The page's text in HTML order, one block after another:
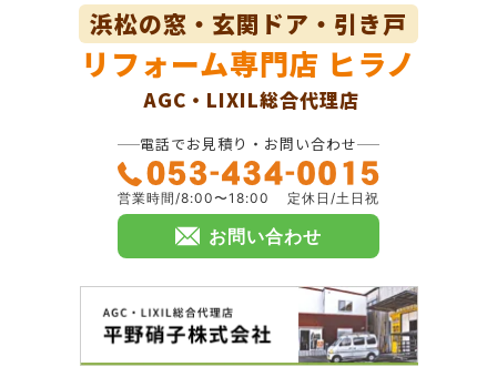
浜松の窓・玄関ドア・引き戸
リフォーム専門店 ヒラノ
AGC・LIXIL総合代理店
電話でお見積り・お問い合わせ
営業時間/8:00〜18:00 定休日/土日祝
お問い合わせ